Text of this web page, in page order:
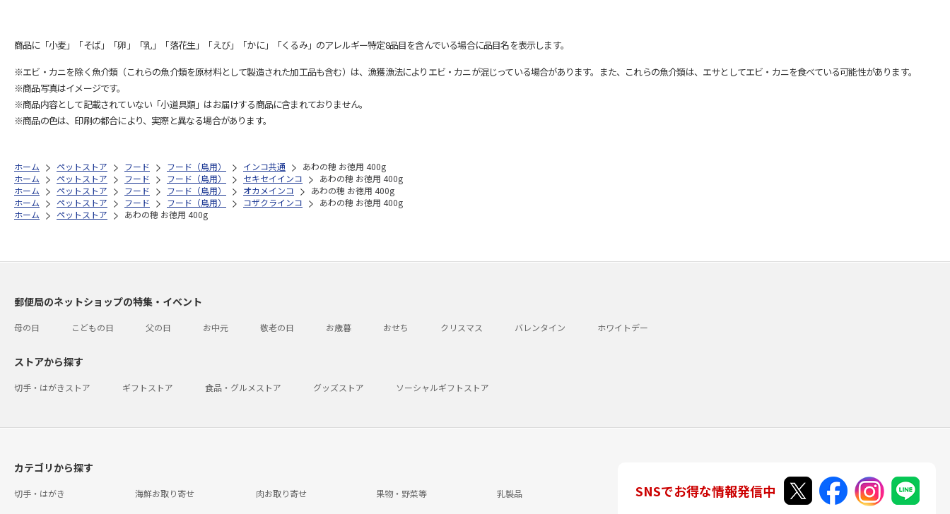
商品に「小麦」「そば」「卵」「乳」「落花生」「えび」「かに」「くるみ」のアレルギー特定8品目を含んでいる場合に品目名を表示します。
※エビ・カニを除く魚介類（これらの魚介類を原材料として製造された加工品も含む）は、漁獲漁法によりエビ・カニが混じっている場合があります。また、これらの魚介類は、エサとしてエビ・カニを食べている可能性があります。
※商品写真はイメージです。
※商品内容として記載されていない「小道具類」はお届けする商品に含まれておりません。
※商品の色は、印刷の都合により、実際と異なる場合があります。
ホーム ペットストア フード フード（鳥用） インコ共通
あわの穂 お徳用 400g
ホーム
ペットストア フード フード（鳥用） セキセイインコ
あわの穂 お徳用 400g
ホーム
ペットストア フード フード（鳥用） オカメインコ
あわの穂 お徳用 400g
ホーム
ペットストア フード フード（鳥用） コザクラインコ
あわの穂 お徳用 400g
ホーム
ペットストア あわの穂 お徳用 400g
郵便局のネットショップの特集・イベント
母の日 こどもの日 父の日 お中元 敬老の日 お歳暮 おせち クリスマス バレンタイン ホワイトデー
ストアから探す
切手・はがきストア ギフトストア 食品・グルメストア グッズストア ソーシャルギフトストア
カテゴリから探す
切手・はがき 海鮮お取り寄せ 肉お取り寄せ 果物・野菜等 乳製品 SNSでお得な情報発信中